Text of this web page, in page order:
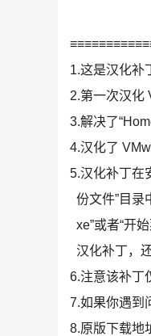
1.这是汉化补
2.第一次汉化
3.解决了
4.汉化了
5.汉化补丁在
份文件”目录
xe”或者“开
汉化补丁，
6.注意该补丁
7.如果你遇到
8.原版下载地